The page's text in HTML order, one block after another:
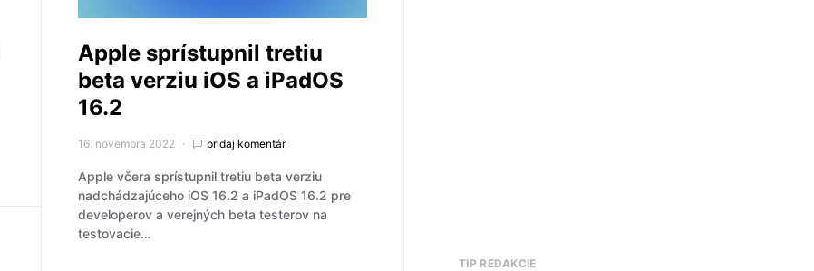
Apple sprístupnil tretiu
beta verziu iOS a iPadOS
16.2
16. novembra 2022 pridaj komentár
Apple včera sprístupnil tretiu beta verziu
nadchádzajúceho iOS 16.2 a iPadOS 16.2 pre
developerov a verejných beta testerov na
testovacie…
TIP REDAKCIE